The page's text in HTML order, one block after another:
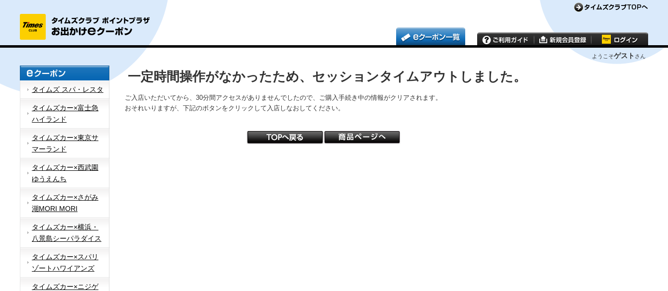
ようこそゲスト さん
タイムズ スパ・レスタ
タイムズカー×富士急
ハイランド
タイムズカー×東京サ
マーランド
タイムズカー×西武園
ゆうえんち
タイムズカー×さがみ
湖MORI MORI
タイムズカー×横浜・
八景島シーパラダイス
タイムズカー×スパリ
ゾートハワイアンズ
タイムズカー×ニジゲ
一定時間操作がなかったため、セッションタイムアウトしました。
ご入店いただいてから、30分間アクセスがありませんでしたので、ご購入手続き中の情報がクリアされます。
おそれいりますが、下記のボタンをクリックして入店しなおしてください。